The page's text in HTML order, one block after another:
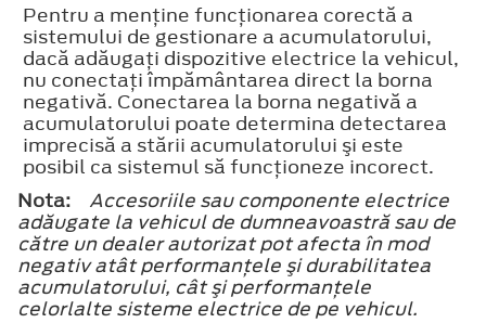
Pentru a menţine funcţionarea corectă a
sistemului de gestionare a acumulatorului,
dacă adăugaţi dispozitive electrice la vehicul,
nu conectaţi împământarea direct la borna
negativă. Conectarea la borna negativă a
acumulatorului poate determina detectarea
imprecisă a stării acumulatorului şi este
posibil ca sistemul să funcţioneze incorect.
Nota:
Accesoriile sau componente electrice
adăugate la vehicul de dumneavoastră sau de
către un dealer autorizat pot afecta în mod
negativ atât performanţele şi durabilitatea
acumulatorului, cât şi performanţele
celorlalte sisteme electrice de pe vehicul.